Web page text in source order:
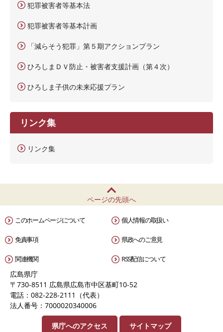
犯罪被害者等基本法
犯罪被害者等基本計画
「減らそう犯罪」第５期アクションプラン
ひろしまＤＶ防止・被害者支援計画（第４次）
ひろしま子供の未来応援プラン
リンク集
リンク集
ページの先頭へ
このホームページについて 個人情報の取扱い
免責事項 県政へのご意見
関連機関 RSS配信について
広島県庁
〒730-8511 広島県広島市中区基町10-52
電話：082-228-2111（代表）
法人番号：7000020340006
県庁へのアクセス サイトマップ